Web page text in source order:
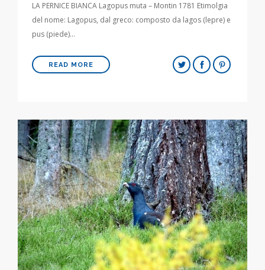
LA PERNICE BIANCA Lagopus muta – Montin 1781 Etimolgia
del nome: Lagopus, dal greco: composto da lagos (lepre) e
pus (piede)…
READ MORE